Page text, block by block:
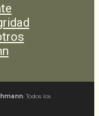
. Todos los